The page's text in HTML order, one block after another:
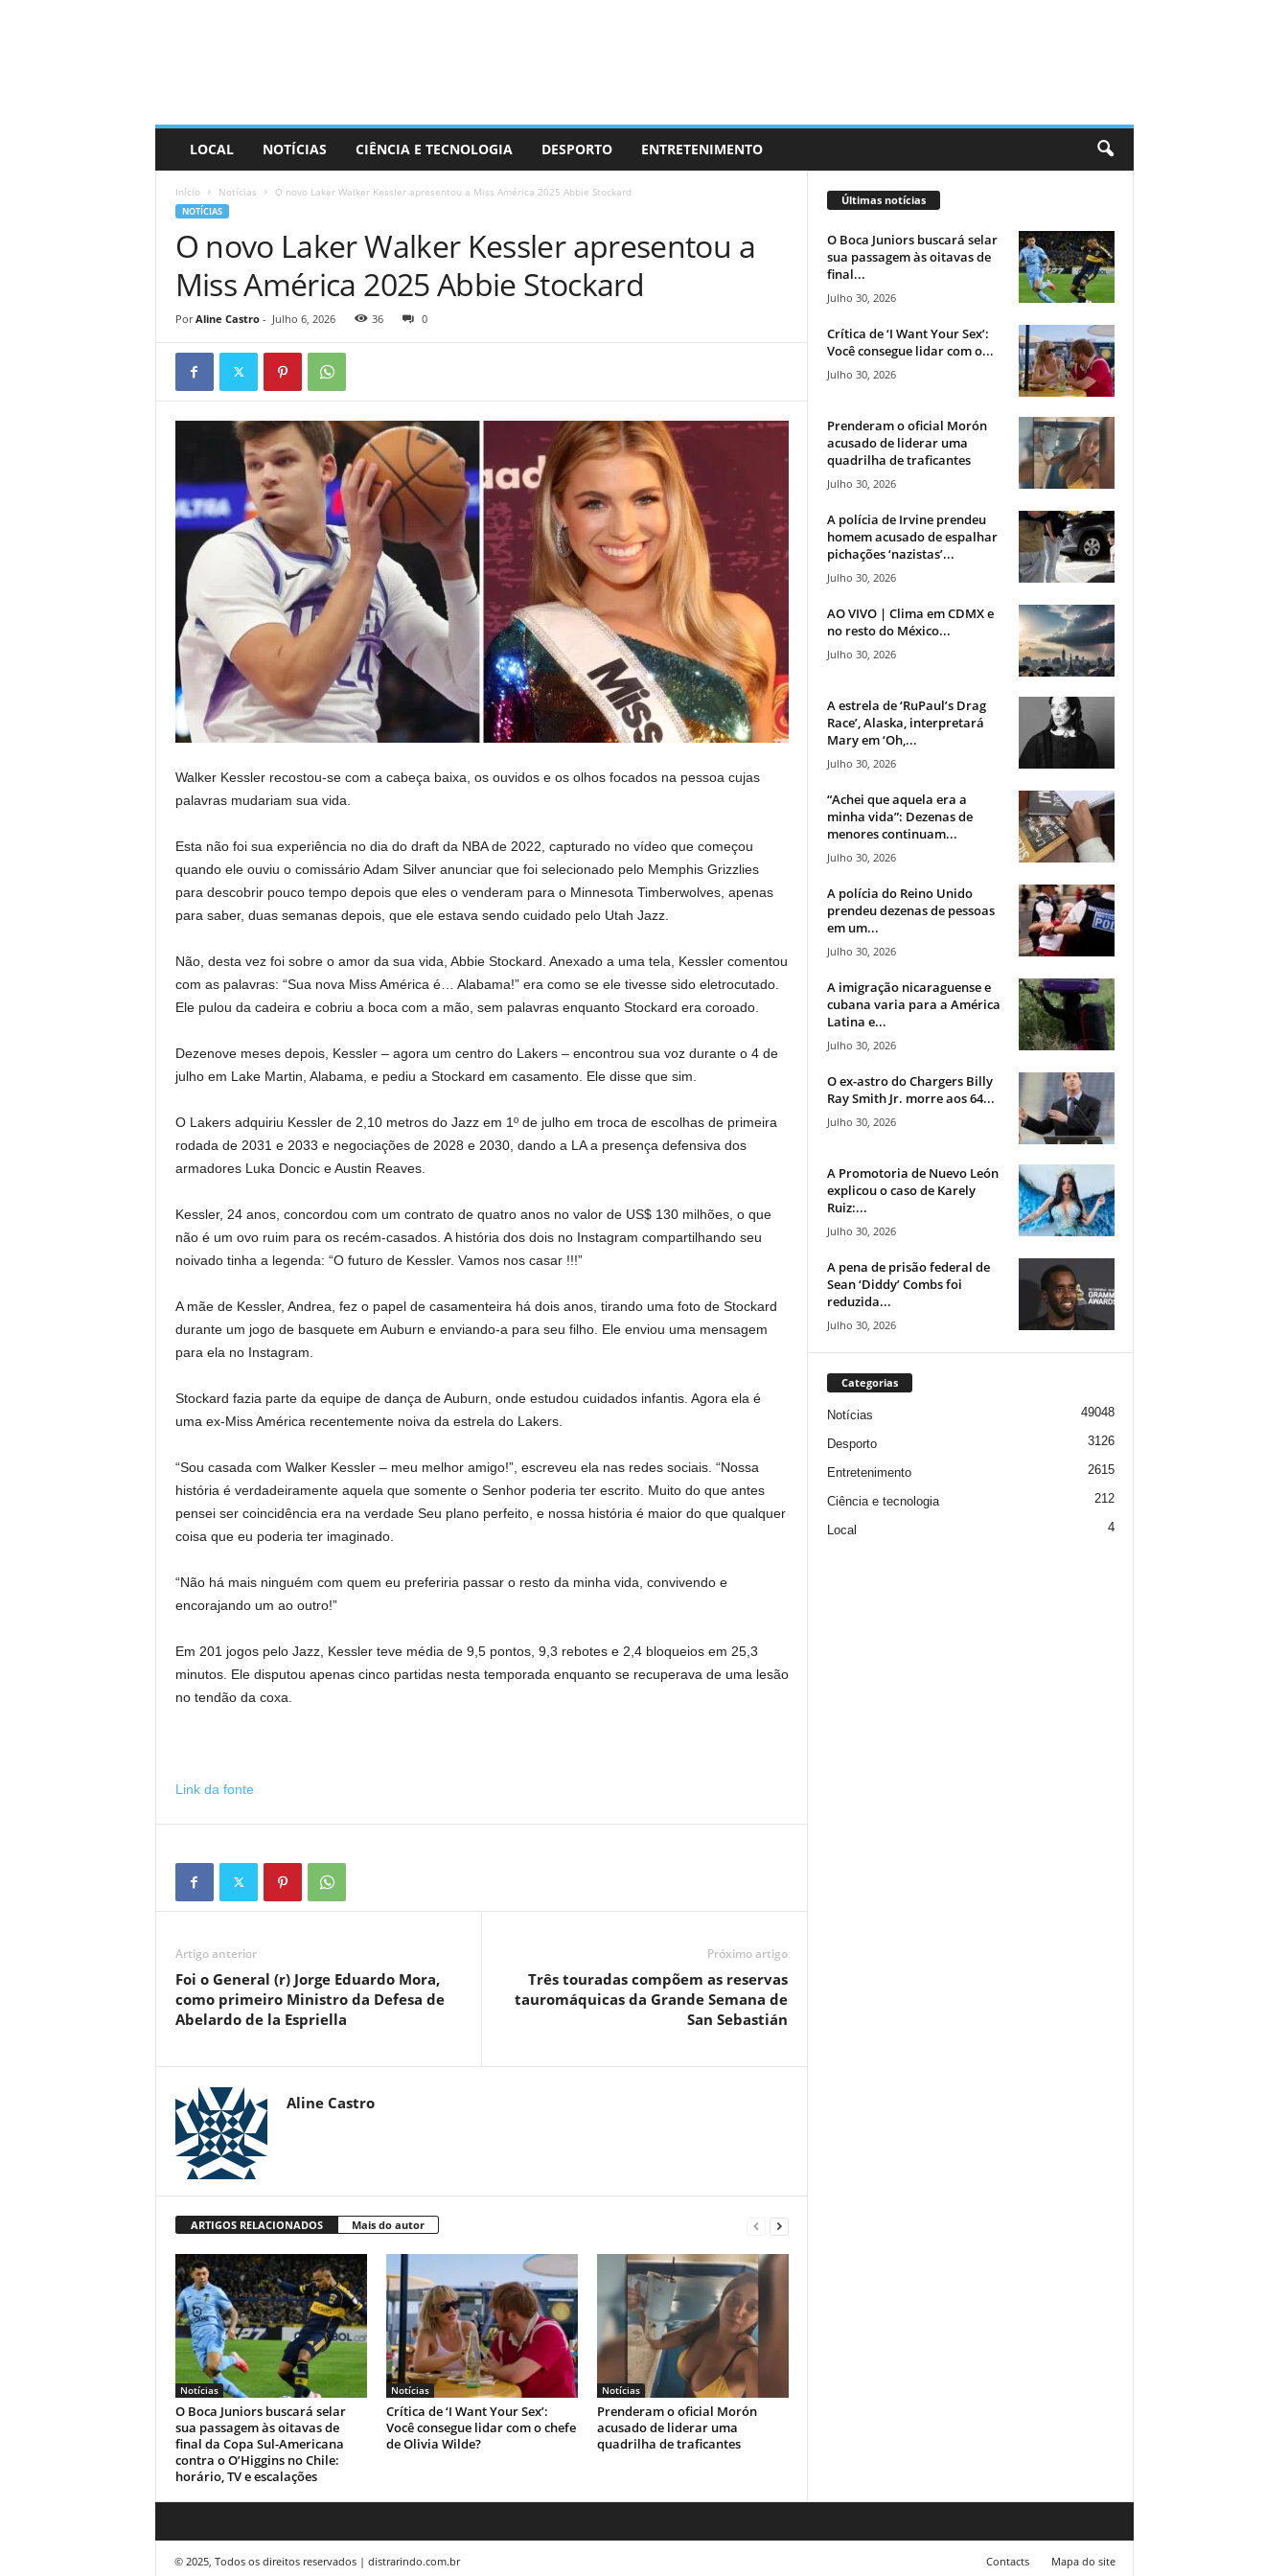
LOCAL NOTÍCIAS CIÊNCIA E TECNOLOGIA DESPORTO ENTRETENIMENTO
Início Notícias O novo Laker Walker Kessler apresentou a Miss América 2025 Abbie Stockard
NOTÍCIAS
O novo Laker Walker Kessler apresentou a
Miss América 2025 Abbie Stockard
Por Aline Castro- Julho 6, 2026 36 0
Walker Kessler recostou-se com a cabeça baixa, os ouvidos e os olhos focados na pessoa cujas
palavras mudariam sua vida.
Esta não foi sua experiência no dia do draft da NBA de 2022, capturado no vídeo que começou
quando ele ouviu o comissário Adam Silver anunciar que foi selecionado pelo Memphis Grizzlies
para descobrir pouco tempo depois que eles o venderam para o Minnesota Timberwolves, apenas
para saber, duas semanas depois, que ele estava sendo cuidado pelo Utah Jazz.
Não, desta vez foi sobre o amor da sua vida, Abbie Stockard. Anexado a uma tela, Kessler comentou
com as palavras: “Sua nova Miss América é… Alabama!” era como se ele tivesse sido eletrocutado.
Ele pulou da cadeira e cobriu a boca com a mão, sem palavras enquanto Stockard era coroado.
Dezenove meses depois, Kessler – agora um centro do Lakers – encontrou sua voz durante o 4 de
julho em Lake Martin, Alabama, e pediu a Stockard em casamento. Ele disse que sim.
O Lakers adquiriu Kessler de 2,10 metros do Jazz em 1º de julho em troca de escolhas de primeira
rodada de 2031 e 2033 e negociações de 2028 e 2030, dando a LA a presença defensiva dos
armadores Luka Doncic e Austin Reaves.
Kessler, 24 anos, concordou com um contrato de quatro anos no valor de US$ 130 milhões, o que
não é um ovo ruim para os recém-casados. A história dos dois no Instagram compartilhando seu
noivado tinha a legenda: “O futuro de Kessler. Vamos nos casar !!!”
A mãe de Kessler, Andrea, fez o papel de casamenteira há dois anos, tirando uma foto de Stockard
durante um jogo de basquete em Auburn e enviando-a para seu filho. Ele enviou uma mensagem
para ela no Instagram.
Stockard fazia parte da equipe de dança de Auburn, onde estudou cuidados infantis. Agora ela é
uma ex-Miss América recentemente noiva da estrela do Lakers.
“Sou casada com Walker Kessler – meu melhor amigo!”, escreveu ela nas redes sociais. “Nossa
história é verdadeiramente aquela que somente o Senhor poderia ter escrito. Muito do que antes
pensei ser coincidência era na verdade Seu plano perfeito, e nossa história é maior do que qualquer
coisa que eu poderia ter imaginado.
“Não há mais ninguém com quem eu preferiria passar o resto da minha vida, convivendo e
encorajando um ao outro!”
Em 201 jogos pelo Jazz, Kessler teve média de 9,5 pontos, 9,3 rebotes e 2,4 bloqueios em 25,3
minutos. Ele disputou apenas cinco partidas nesta temporada enquanto se recuperava de uma lesão
no tendão da coxa.
Link da fonte
Artigo anterior
Foi o General (r) Jorge Eduardo Mora,
como primeiro Ministro da Defesa de
Abelardo de la Espriella
Próximo artigo
Três touradas compõem as reservas
tauromáquicas da Grande Semana de
San Sebastián
Aline Castro
ARTIGOS RELACIONADOS Mais do autor
Notícias
O Boca Juniors buscará selar
sua passagem às oitavas de
final da Copa Sul-Americana
contra o O’Higgins no Chile:
horário, TV e escalações
Notícias
Crítica de ‘I Want Your Sex’:
Você consegue lidar com o chefe
de Olivia Wilde?
Notícias
Prenderam o oficial Morón
acusado de liderar uma
quadrilha de traficantes
Últimas notícias
O Boca Juniors buscará selar
sua passagem às oitavas de
final...
Julho 30, 2026
Crítica de ‘I Want Your Sex’:
Você consegue lidar com o...
Julho 30, 2026
Prenderam o oficial Morón
acusado de liderar uma
quadrilha de traficantes
Julho 30, 2026
A polícia de Irvine prendeu
homem acusado de espalhar
pichações ‘nazistas’...
Julho 30, 2026
AO VIVO | Clima em CDMX e
no resto do México...
Julho 30, 2026
A estrela de ‘RuPaul’s Drag
Race’, Alaska, interpretará
Mary em ‘Oh,...
Julho 30, 2026
“Achei que aquela era a
minha vida”: Dezenas de
menores continuam...
Julho 30, 2026
A polícia do Reino Unido
prendeu dezenas de pessoas
em um...
Julho 30, 2026
A imigração nicaraguense e
cubana varia para a América
Latina e...
Julho 30, 2026
O ex-astro do Chargers Billy
Ray Smith Jr. morre aos 64...
Julho 30, 2026
A Promotoria de Nuevo León
explicou o caso de Karely
Ruiz:...
Julho 30, 2026
A pena de prisão federal de
Sean ‘Diddy’ Combs foi
reduzida...
Julho 30, 2026
Categorias
Notícias 49048
Desporto 3126
Entretenimento 2615
Ciência e tecnologia 212
Local 4
Contacts Mapa do site
© 2025, Todos os direitos reservados | distrarindo.com.br